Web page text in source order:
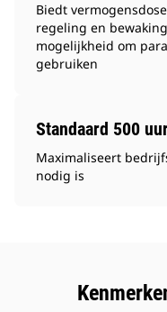
Biedt
regeling en
mogelijkheid om
gebruiken
Standaard 500
Maximaliseert
nodig is